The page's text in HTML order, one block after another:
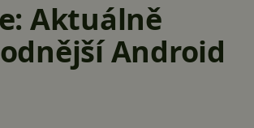
Aktuálně
Android